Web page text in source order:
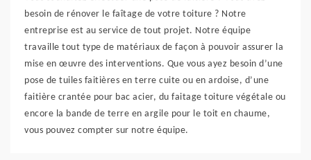
besoin de rénover le faîtage de votre toiture ? Notre
entreprise est au service de tout projet. Notre équipe
travaille tout type de matériaux de façon à pouvoir assurer la
mise en œuvre des interventions. Que vous ayez besoin d’une
pose de tuiles faitières en terre cuite ou en ardoise, d’une
faitière crantée pour bac acier, du faitage toiture végétale ou
encore la bande de terre en argile pour le toit en chaume,
vous pouvez compter sur notre équipe.